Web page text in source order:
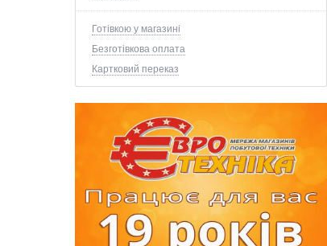
Готівкою у магазині
Безготівкова оплата
Картковий переказ